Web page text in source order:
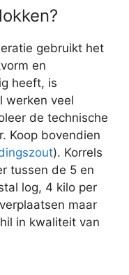
gebruikt het
en
heeft, is
werken veel
de technische
Koop bovendien
). Korrels
tussen de 5 en
log, 4 kilo per
maar
in kwaliteit van